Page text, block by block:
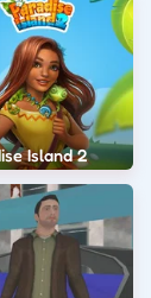
Island 2